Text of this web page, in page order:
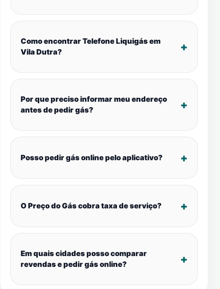
Como encontrar Telefone Liquigás em
Vila Dutra?
Por que preciso informar meu endereço
antes de pedir gás?
Posso pedir gás online pelo aplicativo?
O Preço do Gás cobra taxa de serviço?
Em quais cidades posso comparar
revendas e pedir gás online?